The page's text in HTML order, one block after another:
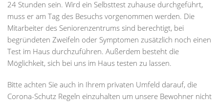
24 Stunden sein. Wird ein Selbsttest zuhause durchgeführt,
muss er am Tag des Besuchs vorgenommen werden. Die
Mitarbeiter des Seniorenzentrums sind berechtigt, bei
begründeten Zweifeln oder Symptomen zusätzlich noch einen
Test im Haus durchzuführen. Außerdem besteht die
Möglichkeit, sich bei uns im Haus testen zu lassen.
Bitte achten Sie auch in Ihrem privaten Umfeld darauf, die
Corona-Schutz Regeln einzuhalten um unsere Bewohner nicht